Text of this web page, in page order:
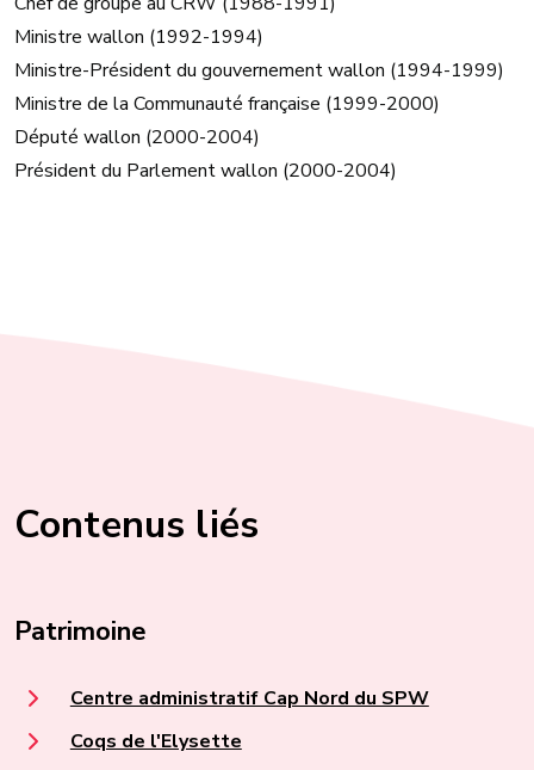
Ministre wallon (1992-1994)
Ministre-Président du gouvernement wallon (1994-1999)
Ministre de la Communauté française (1999-2000)
Député wallon (2000-2004)
Président du Parlement wallon (2000-2004)
Contenus liés
Patrimoine
Centre administratif Cap Nord du SPW
Coqs de l'Elysette